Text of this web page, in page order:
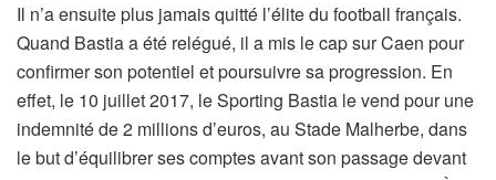
Il n’a ensuite plus jamais quitté l’élite du football français.
Quand Bastia a été relégué, il a mis le cap sur Caen pour
confirmer son potentiel et poursuivre sa progression. En
effet, le 10 juillet 2017, le Sporting Bastia le vend pour une
indemnité de 2 millions d’euros, au Stade Malherbe, dans
le but d’équilibrer ses comptes avant son passage devant